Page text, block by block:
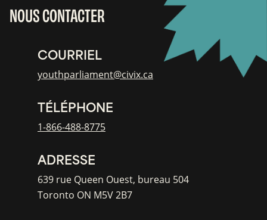
NOUS CONTACTER
COURRIEL
youthparliament@civix.ca
TÉLÉPHONE
1-866-488-8775
ADRESSE
639 rue Queen Ouest, bureau 504
Toronto ON M5V 2B7